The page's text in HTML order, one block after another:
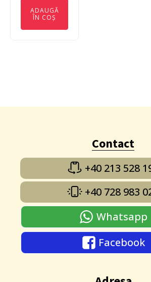
ADAUGĂ
ÎN COȘ
Contact
+40 213 528
+40 728 983
Whatsapp
Facebook